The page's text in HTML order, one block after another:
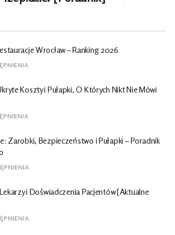
Wrocław – Ranking 2026
Koszty i Pułapki, O Których Nikt Nie Mówi
Zarobki, Bezpieczeństwo i Pułapki – Poradnik
i Doświadczenia Pacjentów [Aktualne